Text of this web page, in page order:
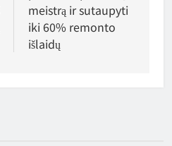
meistrą ir sutaupyti
iki 60% remonto
išlaidų